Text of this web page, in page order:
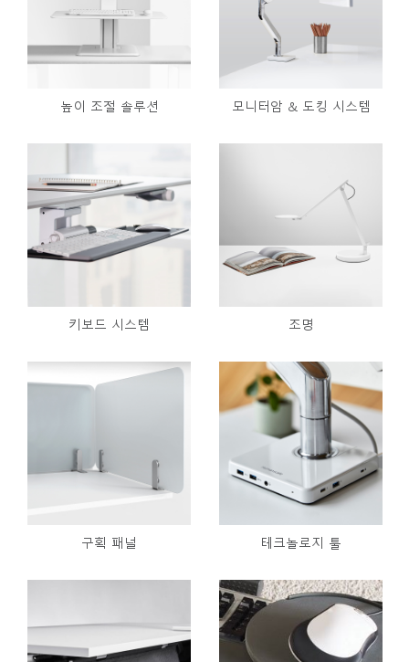
높이 조절 솔루션 모니터암 & 도킹 시스템
키보드 시스템 조명
구획 패널 테크놀로지 툴